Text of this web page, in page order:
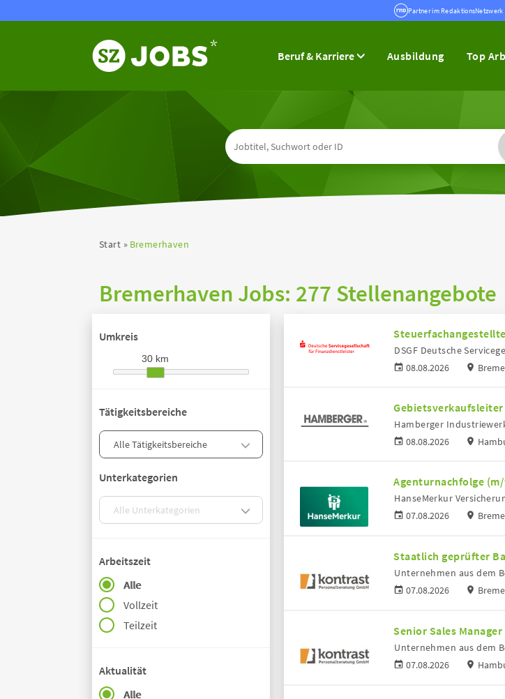
Partner im
Beruf & Karriere Ausbildung Top
Start Bremerhaven
Bremerhaven Jobs: 277 Stellenangebote
Umkreis
30 km
Tätigkeitsbereiche
Unterkategorien
Arbeitszeit
Alle
Vollzeit
Teilzeit
Aktualität
Alle
08.08.2026
DSGF Deutsche
08.08.2026
Hamberger
Agenturnachfolge
07.08.2026
HanseMerkur
Staatlich geprüfter
07.08.2026
Unternehmen aus dem
Senior Sales
07.08.2026
Unternehmen aus dem